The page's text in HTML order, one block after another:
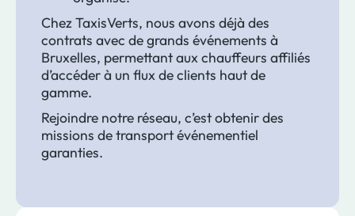
Chez TaxisVerts, nous avons déjà des
contrats avec de grands événements à
Bruxelles, permettant aux chauffeurs affiliés
d’accéder à un flux de clients haut de
gamme.
Rejoindre notre réseau, c’est obtenir des
missions de transport événementiel
garanties.